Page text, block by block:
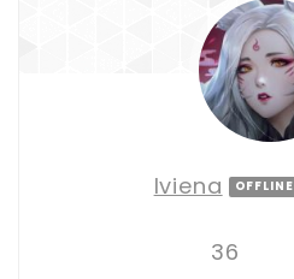
Iviena OFFLINE
36